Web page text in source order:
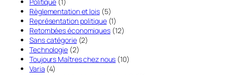
Règlementation et lois(5)
Représentation politique(1)
Retombées économiques(12)
Sans catégorie(2)
Technologie(2)
Toujours Maîtres chez nous (10)
Varia (4)